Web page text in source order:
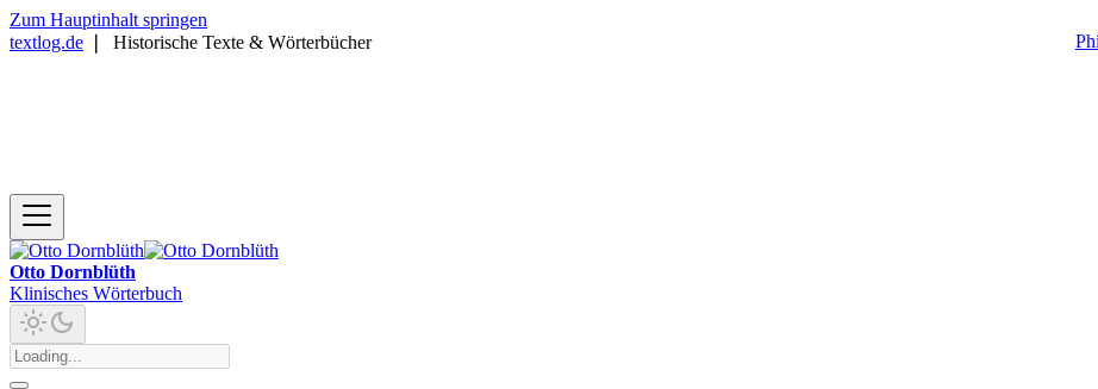
Zum Hauptinhalt springen
textlog.de
Historische Texte & Wörterbücher
Otto Dornblüth
Klinisches Wörterbuch